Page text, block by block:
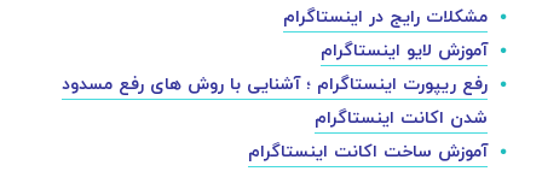
مشکلات رایج در اینستاگرام
آموزش لایو اینستاگرام
رفع ریپورت اینستاگرام ؛ آشنایی با روش های رفع مسدود
شدن اکانت اینستاگرام
آموزش ساخت اکانت اینستاگرام